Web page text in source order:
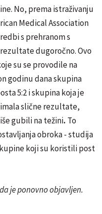
No, prema istraživanju
Medical Association
s prehranom s
dugoročno. Ovo
su se provodile na
godinu dana skupina
5:2 i skupina koja je
slične rezultate,
gubili na težini. To
obroka - studija
koji su koristili post
je ponovno objavljen.